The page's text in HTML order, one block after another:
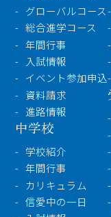
グローバルコース
総合進学コース
年間行事
入試情報
イベント参加申込
資料請求
進路情報
中学校
学校紹介
年間行事
カリキュラム
信愛中の一日